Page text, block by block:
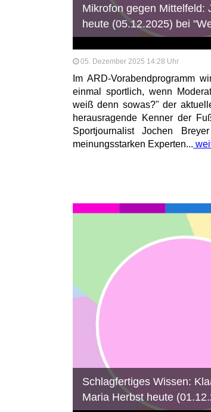
Mikrofon gegen Mittelfeld:
heute (05.12.2025) bei
05. Dezember 2025 14:28 Uhr
Im ARD-Vorabendprogramm
einmal sportlich, wenn
weiß denn sowas?" der
herausragende Kenner der
Sportjournalist Jochen
meinungsstarken Experten...
Schlagfertiges Wissen:
Maria Herbst heute